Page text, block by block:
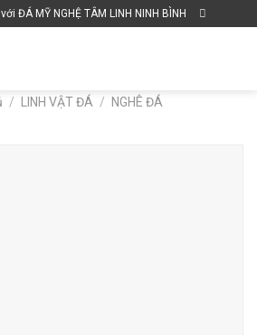
ĐÁ MỸ NGHỆ TÂM LINH NINH BÌNH
/ LINH VẬT ĐÁ / NGHÊ ĐÁ